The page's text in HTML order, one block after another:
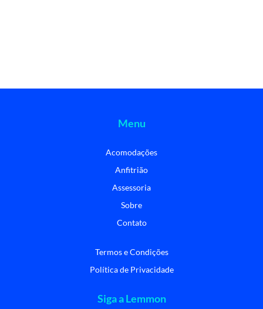
Menu
Acomodações
Anfitrião
Assessoria
Sobre
Contato
Termos e Condições
Política de Privacidade
Siga a Lemmon